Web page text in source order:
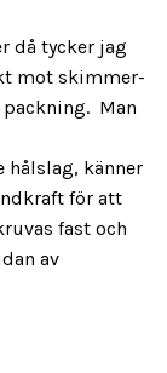
då tycker jag
mot skimmer-
packning. Man
hålslag, känner
för att
fast och
av